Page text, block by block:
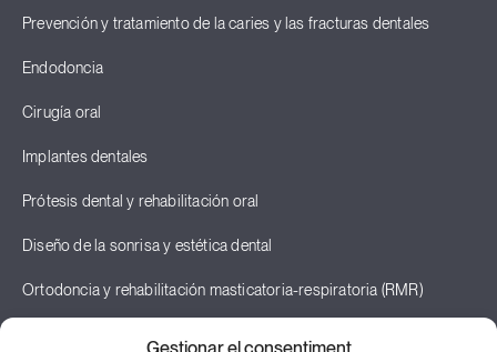
Prevención y tratamiento de la caries y las fracturas dentales
Endodoncia
Cirugía oral
Implantes dentales
Prótesis dental y rehabilitación oral
Diseño de la sonrisa y estética dental
Ortodoncia y rehabilitación masticatoria-respiratoria (RMR)